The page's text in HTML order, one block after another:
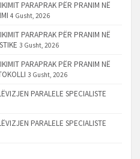
PARAPRAK PËR PRANIM NË
4 Gusht, 2026
PARAPRAK PËR PRANIM NË
3 Gusht, 2026
PARAPRAK PËR PRANIM NË
3 Gusht, 2026
PARALELE SPECIALISTE
PARALELE SPECIALISTE